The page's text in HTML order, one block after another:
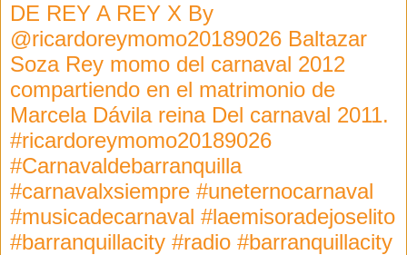
DE REY A REY X By
@ricardoreymomo20189026 Baltazar
Soza Rey momo del carnaval 2012
compartiendo en el matrimonio de
Marcela Dávila reina Del carnaval 2011.
#ricardoreymomo20189026
#Carnavaldebarranquilla
#carnavalxsiempre #uneternocarnaval
#musicadecarnaval #laemisoradejoselito
#barranquillacity #radio #barranquillacity